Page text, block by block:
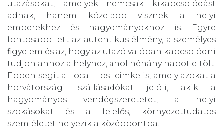
utazásokat, amelyek nemcsak kikapcsolódást
adnak, hanem közelebb visznek a helyi
emberekhez és hagyományokhoz is. Egyre
fontosabb lett az autentikus élmény, a személyes
figyelem és az, hogy az utazó valóban kapcsolódni
tudjon ahhoz a helyhez, ahol néhány napot eltölt.
Ebben segít a Local Host címke is, amely azokat a
horvátországi szállásadókat jelöli, akik a
hagyományos vendégszeretetet, a helyi
szokásokat és a felelős, környezettudatos
szemléletet helyezik a középpontba.